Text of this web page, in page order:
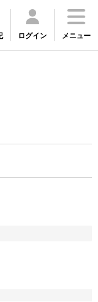
ログイン メニュー